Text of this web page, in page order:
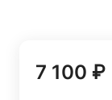
7 100 ₽